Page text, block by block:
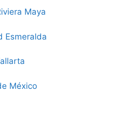
Maya
Esmeralda
México